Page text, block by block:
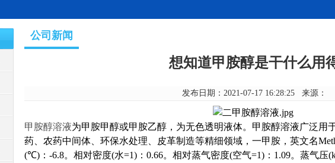
公司新闻
想知道甲胺醇是干什么用
发布日期：2021-07-17 16:28:25 来源：
甲胺醇溶液为甲胺甲醇或甲胺乙醇，为无色透明液体。甲胺醇溶液广泛用
药、农药中间体、环保水处理、皮革制造等精细领域，一甲胺，英文名
(℃) ： -6.8。相对密度(水=1) ： 0.66。相对蒸气密度(空气=1) ： 1.09。蒸气压